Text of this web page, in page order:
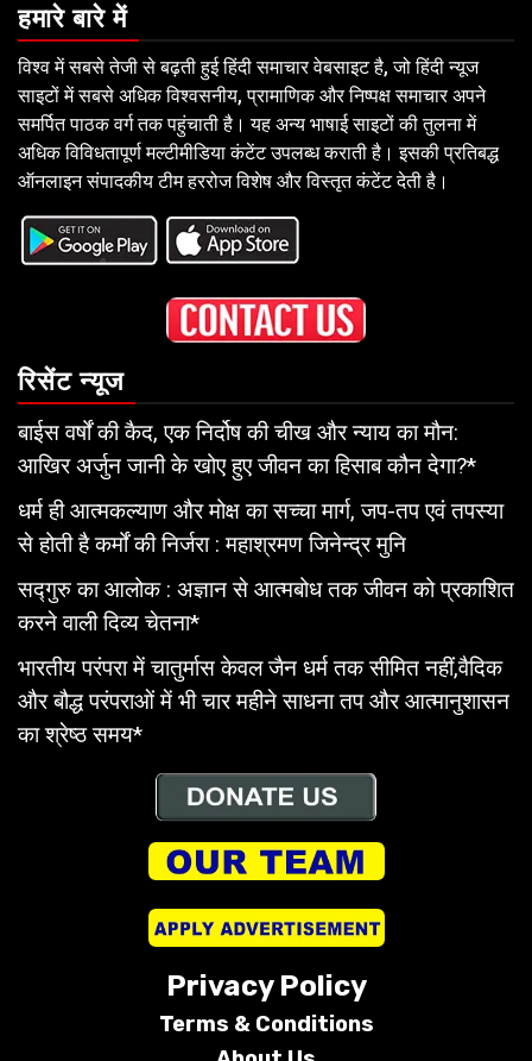
हमारे बारे में
विश्व में सबसे तेजी से बढ़ती हुई हिंदी समाचार वेबसाइट है, जो हिंदी न्यूज
साइटों में सबसे अधिक विश्वसनीय, प्रामाणिक और निष्पक्ष समाचार अपने
समर्पित पाठक वर्ग तक पहुंचाती है। यह अन्य भाषाई साइटों की तुलना में
अधिक विविधतापूर्ण मल्टीमीडिया कंटेंट उपलब्ध कराती है। इसकी प्रतिबद्ध
ऑनलाइन संपादकीय टीम हररोज विशेष और विस्तृत कंटेंट देती है।
रिसेंट न्यूज
बाईस वर्षों की कैद, एक निर्दोष की चीख और न्याय का मौन:
आखिर अर्जुन जानी के खोए हुए जीवन का हिसाब कौन देगा?*
धर्म ही आत्मकल्याण और मोक्ष का सच्चा मार्ग, जप-तप एवं तपस्या
से होती है कर्मों की निर्जरा : महाश्रमण जिनेन्द्र मुनि
सद्गुरु का आलोक : अज्ञान से आत्मबोध तक जीवन को प्रकाशित
करने वाली दिव्य चेतना*
भारतीय परंपरा में चातुर्मास केवल जैन धर्म तक सीमित नहीं,वैदिक
और बौद्ध परंपराओं में भी चार महीने साधना तप और आत्मानुशासन
का श्रेष्ठ समय*
Privacy Policy
Terms & Conditions